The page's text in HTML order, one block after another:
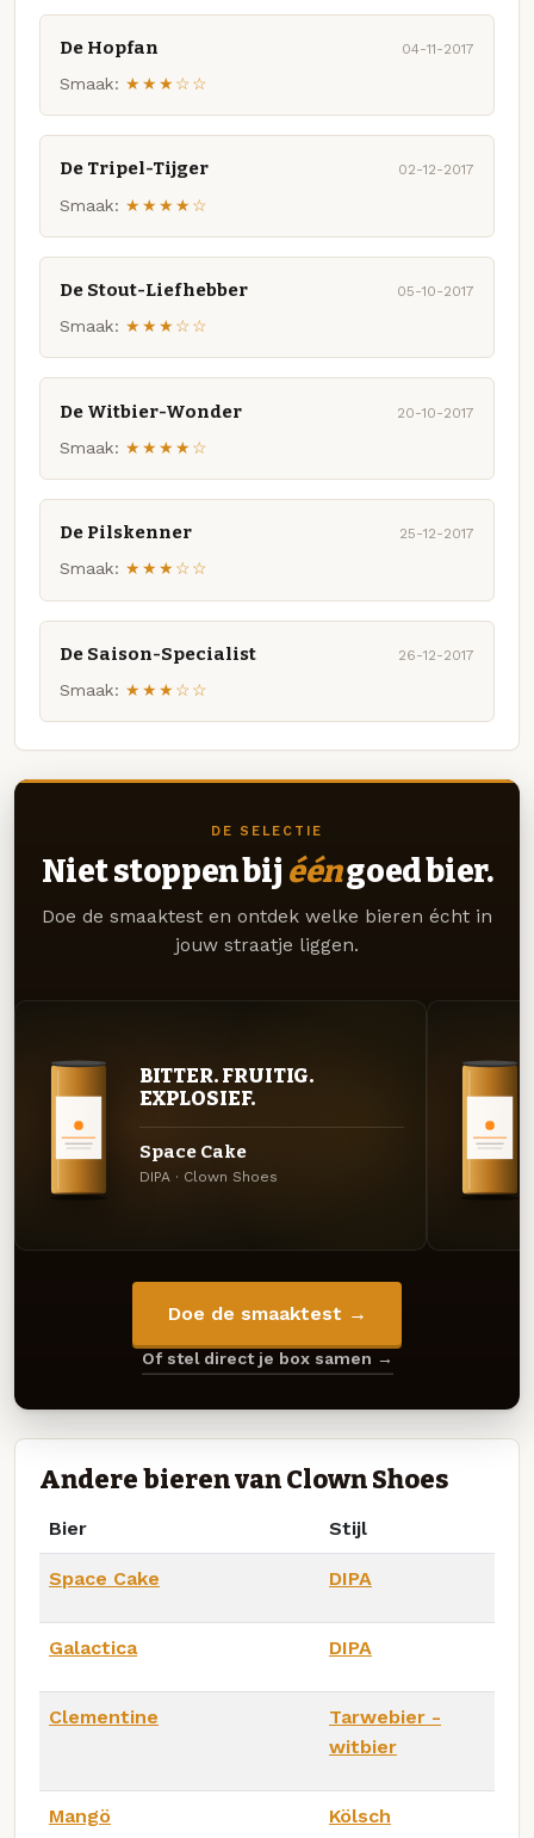
De Hopfan 04-11-2017
Smaak: ★★★☆☆
De Tripel-Tijger 02-12-2017
Smaak: ★★★★☆
De Stout-Liefhebber 05-10-2017
Smaak: ★★★☆☆
De Witbier-Wonder 20-10-2017
Smaak: ★★★★☆
De Pilskenner 25-12-2017
Smaak: ★★★☆☆
De Saison-Specialist 26-12-2017
Smaak: ★★★☆☆
DE SELECTIE
Niet stoppen bij ééngoed bier.
Doe de smaaktest en ontdek welke bieren écht in
jouw straatje liggen.
BITTER. FRUITIG.
EXPLOSIEF.
Space Cake
DIPA · Clown Shoes
Doe de smaaktest →
Of stel direct je box samen →
Andere bieren van Clown Shoes
Bier Stijl
Space Cake DIPA
Galactica DIPA
Clementine
Tarwebier -
witbier
Mangö Kölsch